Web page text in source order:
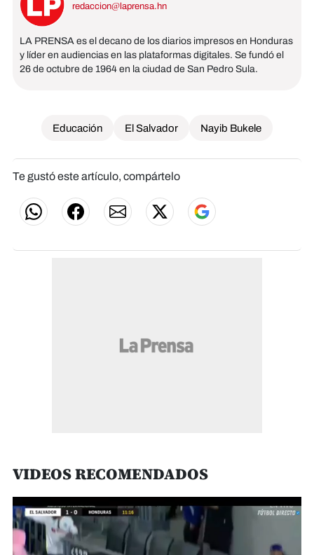
redaccion@laprensa.hn
LA PRENSA es el decano de los diarios impresos en Honduras
y líder en audiencias en las plataformas digitales. Se fundó el
26 de octubre de 1964 en la ciudad de San Pedro Sula.
Educación El Salvador Nayib Bukele
Te gustó este artículo, compártelo
VIDEOS RECOMENDADOS